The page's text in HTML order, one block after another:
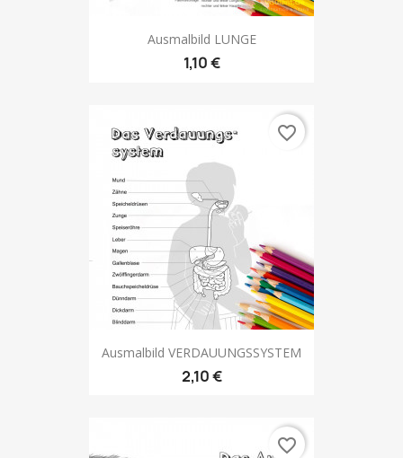
Ausmalbild LUNGE
1,10 €
Ausmalbild VERDAUUNGSSYSTEM
2,10 €
favorite_border
favorite_border